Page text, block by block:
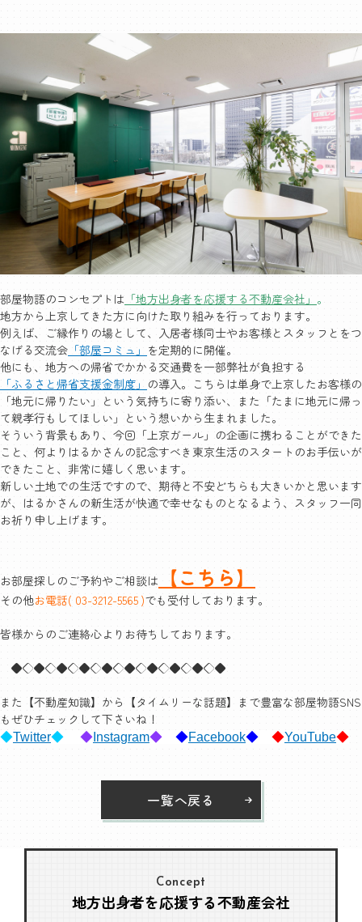
部屋物語のコンセプトは 「地方出身者を応援する不動産会社」 。
地方から上京してきた方に向けた取り組みを行っております。
例えば、ご縁作りの場として、入居者様同士やお客様とスタッフとをつ
なげる交流会 「部屋コミュ」 を定期的に開催。
他にも、地方への帰省でかかる交通費を一部弊社が負担する
「ふるさと帰省支援金制度」 の導入。こちらは単身で上京したお客様の
「地元に帰りたい」という気持ちに寄り添い、また「たまに地元に帰っ
て親孝行もしてほしい」という想いから生まれました。
そういう背景もあり、今回「上京ガール」の企画に携わることができた
こと、何よりはるかさんの記念すべき東京生活のスタートのお手伝いが
できたこと、非常に嬉しく思います。
新しい土地での生活ですので、期待と不安どちらも大きいかと思います
が、はるかさんの新生活が快適で幸せなものとなるよう、スタッフ一同
お祈り申し上げます。
お部屋探しのご予約やご相談は 【こちら】
その他お電話( 03-3212-5565 )でも受付しております。
皆様からのご連絡心よりお待ちしております。
◆◇◆◇◆◇◆◇◆◇◆◇◆◇◆◇◆◇◆
また【不動産知識】から【タイムリーな話題】まで豊富な部屋物語SNS
もぜひチェックして下さいね！
◆Twitter◆ ◆ Instagram◆ ◆Facebook◆ ◆YouTube◆
一覧へ戻る
Concept
地方出身者を応援する不動産会社